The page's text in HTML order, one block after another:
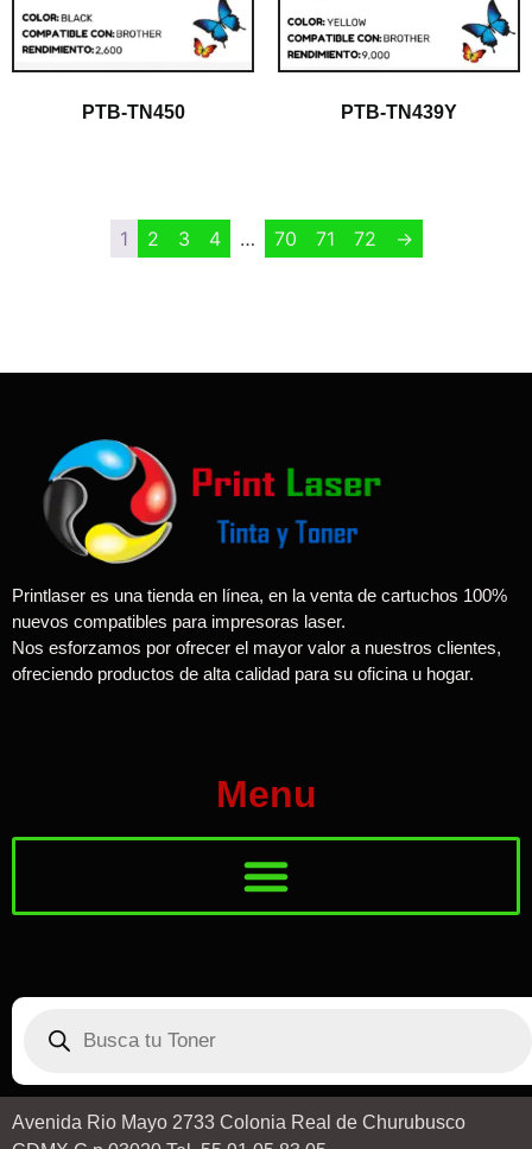
PTB-TN450
PTB-TN439Y
1 2 3 4 … 70 71 72 →
Printlaser es una tienda en línea, en la venta de cartuchos 100%
nuevos compatibles para impresoras laser.
Nos esforzamos por ofrecer el mayor valor a nuestros clientes,
ofreciendo productos de alta calidad para su oficina u hogar.
Menu
Avenida Rio Mayo 2733 Colonia Real de Churubusco